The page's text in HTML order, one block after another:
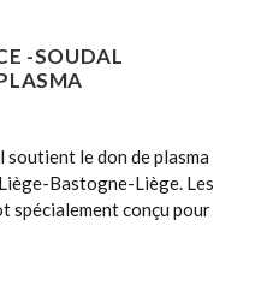
-SOUDAL
soutient le don de plasma
Bastogne-Liège. Les
spécialement conçu pour